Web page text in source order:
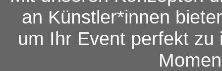
an Künstler*innen
um Ihr Event perfekt zu